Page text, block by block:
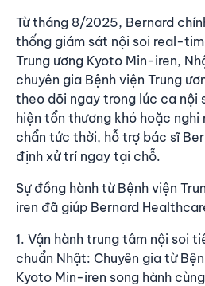
Từ tháng 8/2025, Bernard
thống giám sát nội soi real-
Trung ương Kyoto Min-iren,
chuyên gia Bệnh viện Trung
theo dõi ngay trong lúc ca nội
hiện tổn thương khó hoặc nghi
chẩn tức thời, hỗ trợ bác sĩ
định xử trí ngay tại chỗ.
Sự đồng hành từ Bệnh viện
iren đã giúp Bernard
1. Vận hành trung tâm nội soi
chuẩn Nhật: Chuyên gia từ
Kyoto Min-iren song hành